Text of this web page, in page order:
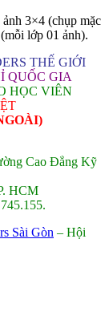
3×4 (chụp mặc
lớp 01 ảnh).
THẾ GIỚI
QUỐC GIA
HỌC VIÊN
Cao Đẳng Kỹ
HCM
Sài Gòn – Hội